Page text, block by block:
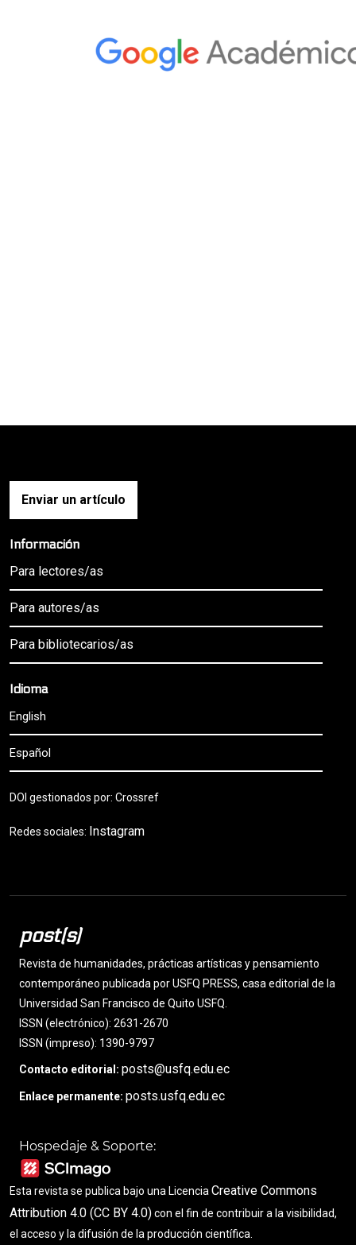
Enviar un artículo
Información
Para lectores/as
Para autores/as
Para bibliotecarios/as
Idioma
English
Español
DOI gestionados por: Crossref
Redes sociales: Instagram
post(s)
Revista de humanidades, prácticas artísticas y pensamiento
contemporáneo publicada por USFQ PRESS, casa editorial de la
Universidad San Francisco de Quito USFQ.
ISSN (electrónico): 2631-2670
ISSN (impreso): 1390-9797
Contacto editorial: posts@usfq.edu.ec
Enlace permanente: posts.usfq.edu.ec
Hospedaje & Soporte:
Esta revista se publica bajo una Licencia Creative Commons
Attribution 4.0 (CC BY 4.0)con el fin de contribuir a la visibilidad,
el acceso y la difusión de la producción científica.